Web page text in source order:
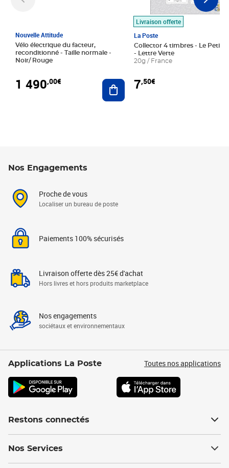
Nouvelle Attitude
Vélo électrique du facteur,
reconditionné - Taille normale -
Noir/ Rouge
1 490,00€ Ajouter au panier
Livraison offerte
La Poste
Collector 4 timbres - Le Petit
- Lettre Verte
20g / France
7,50€
Nos Engagements
Proche de vous
Localiser un bureau de poste
Paiements 100% sécurisés
Livraison offerte dès 25€ d'achat
Hors livres et hors produits marketplace
Nos engagements
sociétaux et environnementaux
Applications La Poste Toutes nos applications
Restons connectés
Nos Services